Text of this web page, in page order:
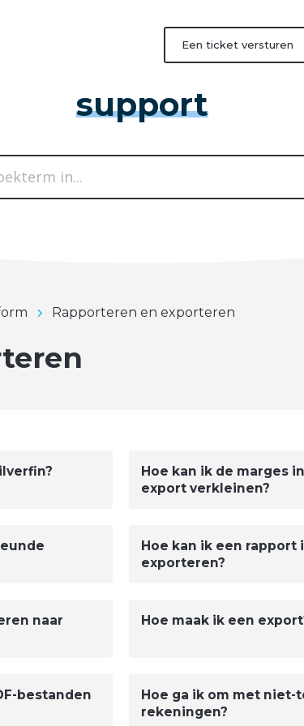
Een ticket versturen
support
Rapporteren en exporteren
Hoe kan ik de marges
export verkleinen?
Hoe kan ik een
exporteren?
naar
Hoe maak ik een
bestanden
Hoe ga ik om met niet-
rekeningen?